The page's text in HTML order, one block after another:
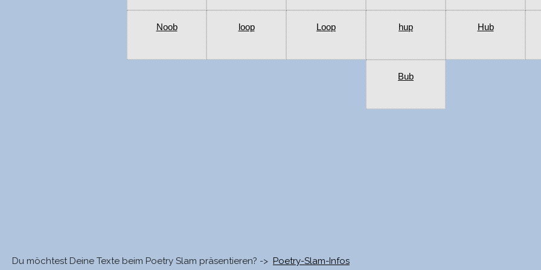
Noob loop Loop hup Hub
Bub
Du möchtest Deine Texte beim Poetry Slam präsentieren? -> Poetry-Slam-Infos